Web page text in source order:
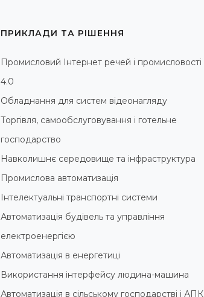
ПРИКЛАДИ ТА РІШЕННЯ
Промисловий Інтернет речей і промисловості
4.0
Обладнання для систем відеонагляду
Торгівля, самообслуговування і готельне
господарство
Навколишнє середовище та інфраструктура
Промислова автоматизація
Інтелектуальні транспортні системи
Автоматизація будівель та управління
електроенергією
Автоматизація в енергетиці
Використання інтерфейсу людина-машина
Автоматизація в сільському господарстві і АПК